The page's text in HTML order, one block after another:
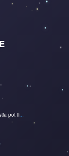
pot fi...